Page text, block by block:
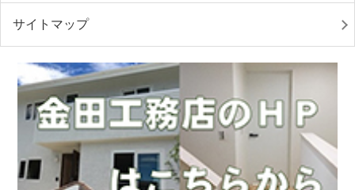
サイトマップ